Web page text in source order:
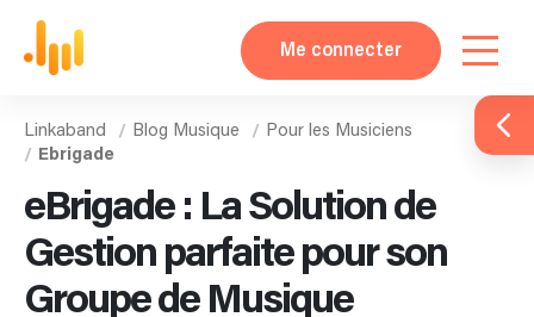
Me connecter
Linkaband Blog Musique
Pour les Musiciens
Ebrigade
eBrigade : La Solution de
Gestion parfaite pour son
Groupe de Musique